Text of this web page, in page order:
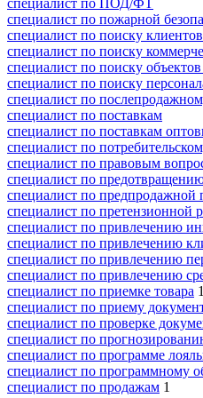
специалист по пожарной
специалист по поиску клиентов
специалист по поиску
специалист по поиску
специалист по поиску
специалист по
специалист по поставкам
специалист по поставкам
специалист по
специалист по правовым
специалист по
специалист по предпродажной
специалист по претензионной
специалист по привлечению
специалист по привлечению
специалист по привлечению
специалист по привлечению
специалист по приемке товара 1
специалист по приему
специалист по проверке
специалист по
специалист по программе
специалист по программному
специалист по продажам 1